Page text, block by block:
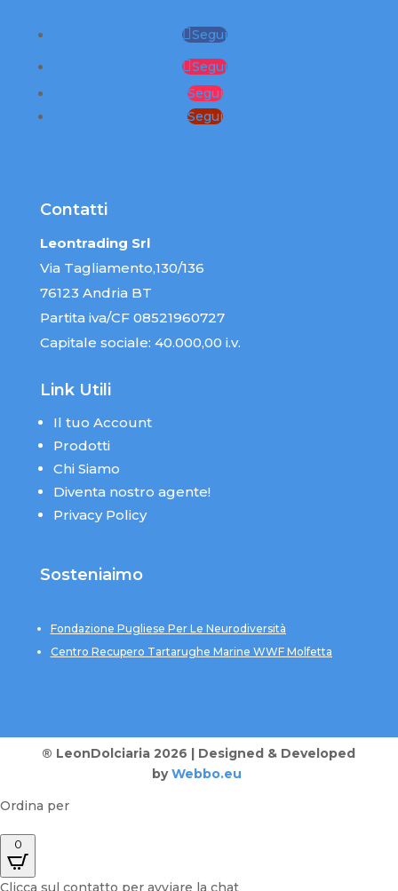
Segui
Segui
Segui
Segui
Contatti
Leontrading Srl
Via Tagliamento,130/136
76123 Andria BT
Partita iva/CF 08521960727
Capitale sociale: 40.000,00 i.v.
Link Utili
Il tuo Account
Prodotti
Chi Siamo
Diventa nostro agente!
Privacy Policy
Sosteniaimo
Fondazione Pugliese Per Le Neurodiversità
Centro Recupero Tartarughe Marine WWF Molfetta
® LeonDolciaria 2026 | Designed & Developed
by Webbo.eu
Ordina per
0
Clicca sul contatto per avviare la chat